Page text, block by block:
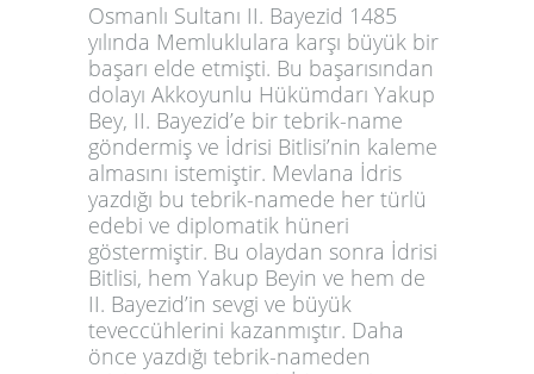
Osmanlı Sultanı II. Bayezid 1485
yılında Memluklulara karşı büyük bir
başarı elde etmişti. Bu başarısından
dolayı Akkoyunlu Hükümdarı Yakup
Bey, II. Bayezid’e bir tebrik-name
göndermiş ve İdrisi Bitlisi’nin kaleme
almasını istemiştir. Mevlana İdris
yazdığı bu tebrik-namede her türlü
edebi ve diplomatik hüneri
göstermiştir. Bu olaydan sonra İdrisi
Bitlisi, hem Yakup Beyin ve hem de
II. Bayezid’in sevgi ve büyük
teveccühlerini kazanmıştır. Daha
önce yazdığı tebrik-nameden